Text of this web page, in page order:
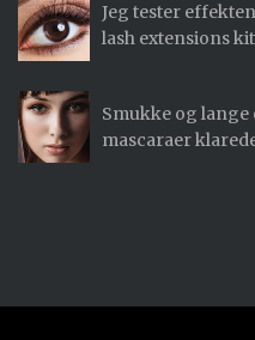
Jeg tester
lash extensions
Smukke og lange
mascaraer